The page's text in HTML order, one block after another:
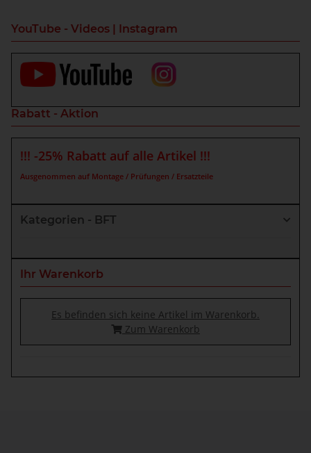
YouTube - Videos | Instagram
Rabatt - Aktion
!!! -25% Rabatt auf alle Artikel !!!
Ausgenommen auf Montage / Prüfungen / Ersatzteile
Kategorien - BFT
Ihr Warenkorb
Es befinden sich keine Artikel im Warenkorb.
Zum Warenkorb